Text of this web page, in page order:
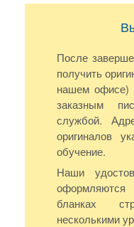
После
получить
нашем офисе)
заказным
службой.
оригиналов
обучение.
Наши
бланках
несколькими